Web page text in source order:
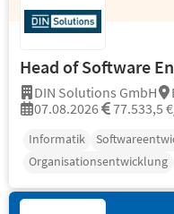
Head of Software
DIN Solutions GmbH
07.08.2026
77.533,5
Informatik
Organisationsentwicklung